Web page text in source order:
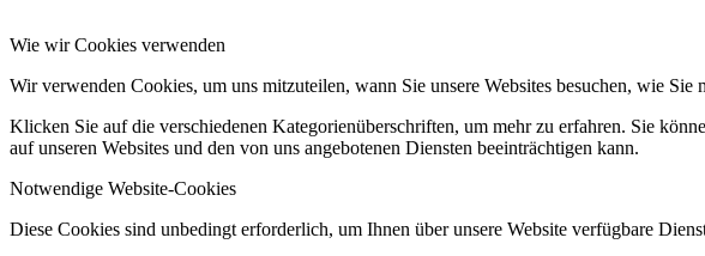
Wie wir Cookies verwenden
Wir verwenden Cookies, um uns mitzuteilen, wann Sie unsere Websites besuchen, wie
Klicken Sie auf die verschiedenen Kategorienüberschriften, um mehr zu erfahren. Sie
auf unseren Websites und den von uns angebotenen Diensten beeinträchtigen kann.
Notwendige Website-Cookies
Diese Cookies sind unbedingt erforderlich, um Ihnen über unsere Website verfügbare